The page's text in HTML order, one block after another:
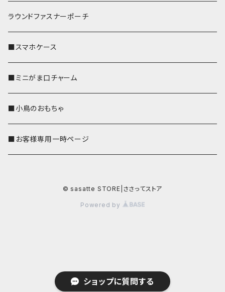
ショップに質問する
ラウンドファスナーポーチ
■スマホケース
■ミニがま口チャーム
■小鳥のおもちゃ
■お客様専用一時ページ
© sasatte STORE|ささってストア
Powered by